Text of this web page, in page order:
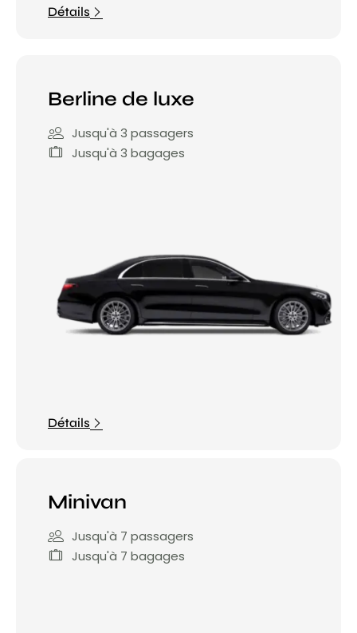
Détails
Berline de luxe
Jusqu'à 3 passagers
Jusqu'à 3 bagages
Détails
Minivan
Jusqu'à 7 passagers
Jusqu'à 7 bagages